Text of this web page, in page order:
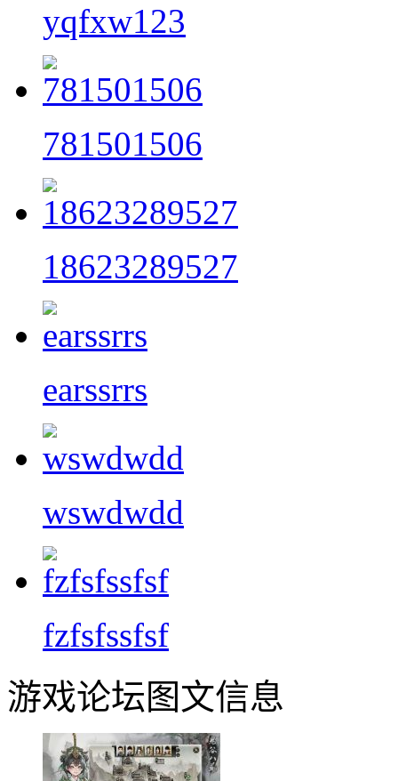
yqfxw123
781501506
18623289527
earssrrs
wswdwdd
fzfsfssfsf
游戏论坛图文信息